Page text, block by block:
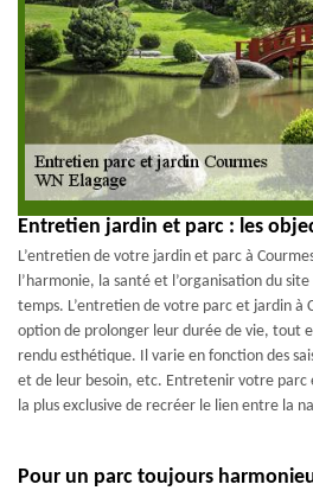
Entretien jardin et parc : les
L’entretien de votre jardin et parc à
l’harmonie, la santé et l’organisation du
temps. L’entretien de votre parc et jardin à
option de prolonger leur durée de vie, tout
rendu esthétique. Il varie en fonction des
et de leur besoin, etc. Entretenir votre parc
la plus exclusive de recréer le lien entre la
Pour un parc toujours